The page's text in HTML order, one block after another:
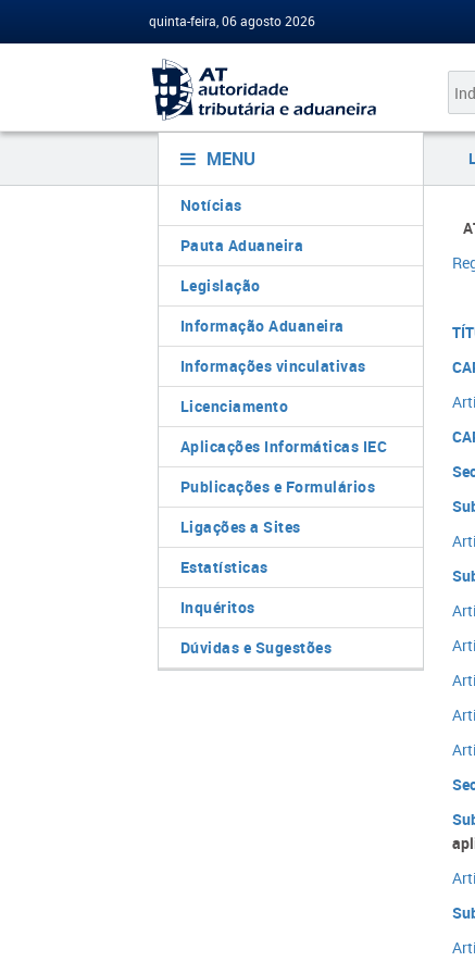
quinta-feira, 06 agosto 2026
MENU
Notícias
Pauta Aduaneira
Legislação
Informação Aduaneira
Informações vinculativas
Licenciamento
Aplicações Informáticas IEC
Publicações e Formulários
Ligações a Sites
Estatísticas
Inquéritos
Dúvidas e Sugestões